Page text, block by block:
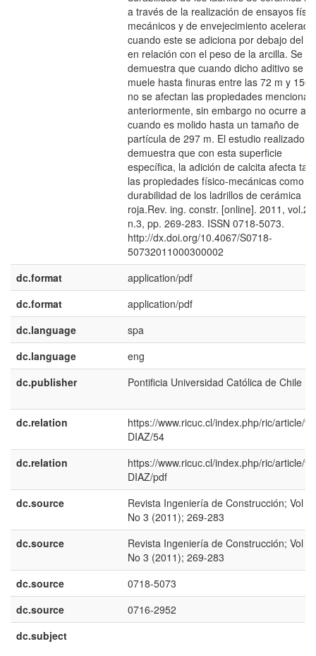
a través de la realización de ensayos
mecánicos y de envejecimiento
cuando este se adiciona por debajo del
en relación con el peso de la arcilla. Se
demuestra que cuando dicho aditivo se
muele hasta finuras entre las 72 m y 150
no se afectan las propiedades
anteriormente, sin embargo no ocurre así
cuando es molido hasta un tamaño de
partícula de 297 m. El estudio realizado,
demuestra que con esta superficie
específica, la adición de calcita afecta
las propiedades físico-mecánicas como
durabilidad de los ladrillos de cerámica
roja.Rev. ing. constr. [online]. 2011,
n.3, pp. 269-283. ISSN 0718-5073.
http://dx.doi.org/10.4067/S0718-
50732011000300002
dc.format
application/pdf
dc.format
application/pdf
dc.language
spa
dc.language
eng
dc.publisher
Pontificia Universidad Católica de Chile
dc.relation
https://www.ricuc.cl/index.php/ric/article/
DIAZ/54
dc.relation
https://www.ricuc.cl/index.php/ric/article/
DIAZ/pdf
dc.source
Revista Ingeniería de Construcción; Vol
No 3 (2011); 269-283
dc.source
Revista Ingeniería de Construcción; Vol
No 3 (2011); 269-283
dc.source
0718-5073
dc.source
0716-2952
dc.subject